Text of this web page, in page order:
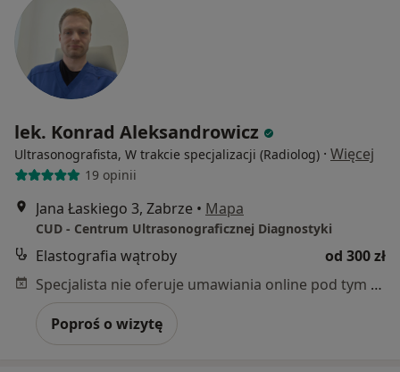
lek. Konrad Aleksandrowicz
Ultrasonografista, W trakcie specjalizacji (Radiolog) · Więcej
19 opinii
Jana Łaskiego 3, Zabrze • Mapa
CUD - Centrum Ultrasonograficznej Diagnostyki
Elastografia wątroby
od 300 zł
Specjalista nie oferuje umawiania online pod tym adresem.
Poproś o wizytę